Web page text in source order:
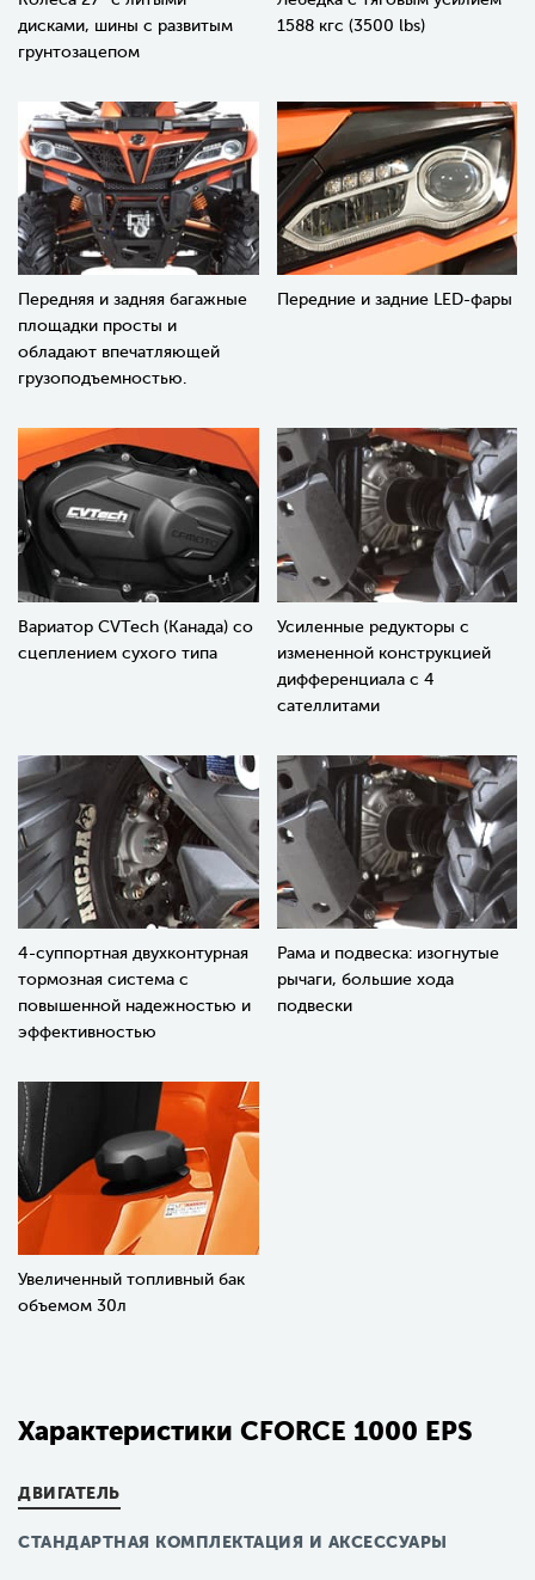
дисками, шины с развитым
грунтозацепом
1588 кгс (3500 lbs)
Передняя и задняя багажные
площадки просты и
обладают впечатляющей
грузоподъемностью.
Передние и задние LED-фары
Вариатор CVTech (Канада) со
сцеплением сухого типа
Усиленные редукторы с
измененной конструкцией
дифференциала с 4
сателлитами
4-суппортная двухконтурная
тормозная система с
повышенной надежностью и
эффективностью
Рама и подвеска: изогнутые
рычаги, большие хода
подвески
Увеличенный топливный бак
объемом 30л
Характеристики СFORCE 1000 EPS
ДВИГАТЕЛЬ
СТАНДАРТНАЯ КОМПЛЕКТАЦИЯ И АКСЕССУАРЫ